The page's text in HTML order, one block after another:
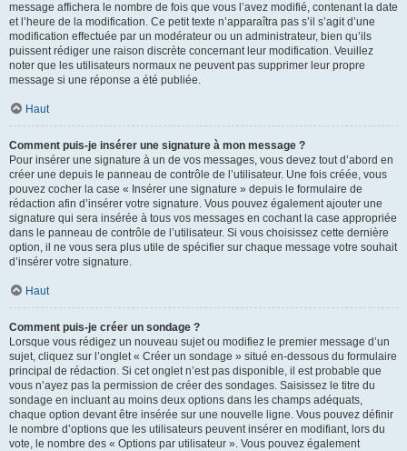
message affichera le nombre de fois que vous l’avez modifié, contenant la date
et l’heure de la modification. Ce petit texte n’apparaîtra pas s’il s’agit d’une
modification effectuée par un modérateur ou un administrateur, bien qu’ils
puissent rédiger une raison discrète concernant leur modification. Veuillez
noter que les utilisateurs normaux ne peuvent pas supprimer leur propre
message si une réponse a été publiée.
Haut
Comment puis-je insérer une signature à mon message ?
Pour insérer une signature à un de vos messages, vous devez tout d’abord en
créer une depuis le panneau de contrôle de l’utilisateur. Une fois créée, vous
pouvez cocher la case « Insérer une signature » depuis le formulaire de
rédaction afin d’insérer votre signature. Vous pouvez également ajouter une
signature qui sera insérée à tous vos messages en cochant la case appropriée
dans le panneau de contrôle de l’utilisateur. Si vous choisissez cette dernière
option, il ne vous sera plus utile de spécifier sur chaque message votre souhait
d’insérer votre signature.
Haut
Comment puis-je créer un sondage ?
Lorsque vous rédigez un nouveau sujet ou modifiez le premier message d’un
sujet, cliquez sur l’onglet « Créer un sondage » situé en-dessous du formulaire
principal de rédaction. Si cet onglet n’est pas disponible, il est probable que
vous n’ayez pas la permission de créer des sondages. Saisissez le titre du
sondage en incluant au moins deux options dans les champs adéquats,
chaque option devant être insérée sur une nouvelle ligne. Vous pouvez définir
le nombre d’options que les utilisateurs peuvent insérer en modifiant, lors du
vote, le nombre des « Options par utilisateur ». Vous pouvez également